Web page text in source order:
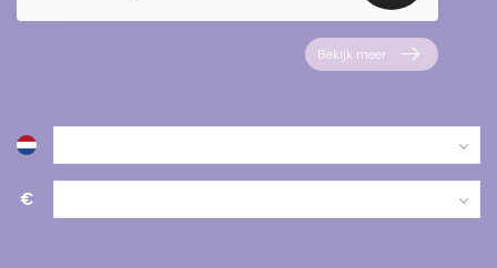
Bekijk meer
€